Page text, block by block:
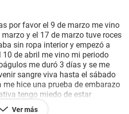
por favor el 9 de marzo me vino
y el 17 de marzo tuve roces
sin ropa interior y empezó a
de abril me vino mi periodo
me duró 3 días y se me
sangre viva hasta el sábado
hice una prueba de embarazo
tengo miedo de estar
mareos pero no tengo nauseas.
Ver más